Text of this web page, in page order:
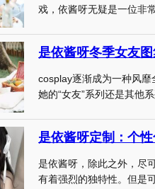
戏，依酱呀无疑是一位非
cosplay逐渐成为一种风
她的“女友”系列还是其他
是依酱呀定制：个
是依酱呀，除此之外，尽
有着强烈的独特性。但是